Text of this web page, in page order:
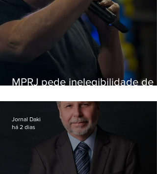
MPRJ pede inelegibilidade de
Jornal Daki
há 2 dias